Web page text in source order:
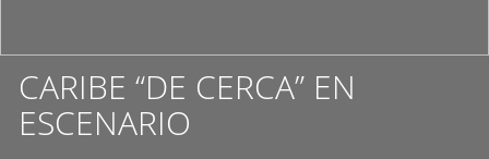
CARIBE “DE CERCA” EN
ESCENARIO